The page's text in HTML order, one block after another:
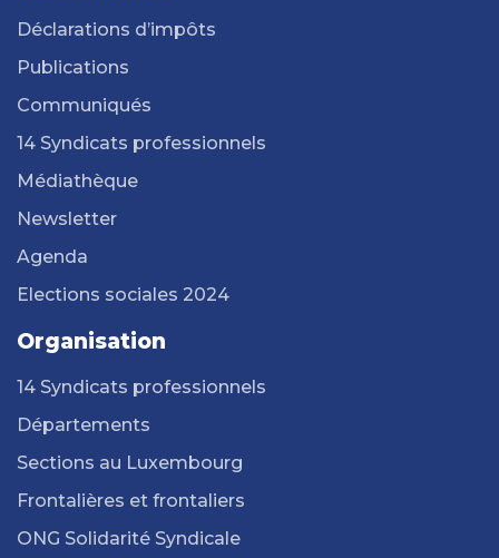
Déclarations d’impôts
Publications
Communiqués
14 Syndicats professionnels
Médiathèque
Newsletter
Agenda
Elections sociales 2024
Organisation
14 Syndicats professionnels
Départements
Sections au Luxembourg
Frontalières et frontaliers
ONG Solidarité Syndicale